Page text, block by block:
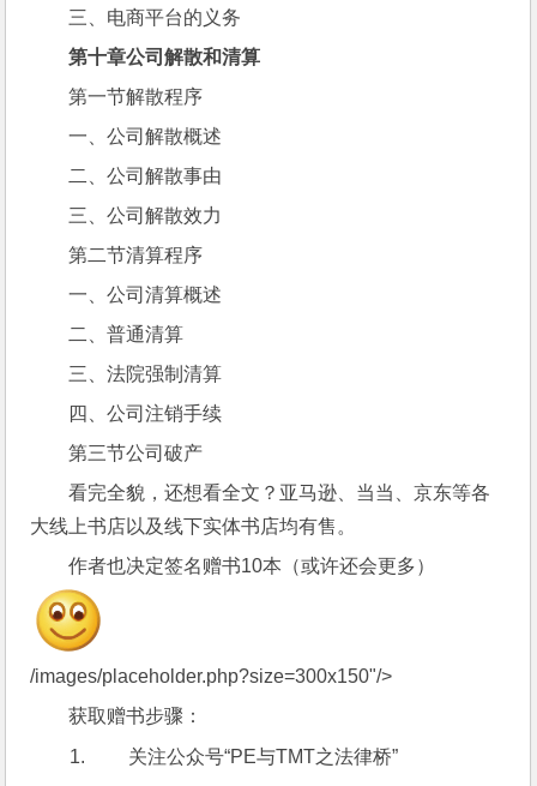
三、电商平台的义务
第十章公司解散和清算
第一节解散程序
一、公司解散概述
二、公司解散事由
三、公司解散效力
第二节清算程序
一、公司清算概述
二、普通清算
三、法院强制清算
四、公司注销手续
第三节公司破产
看完全貌，还想看全文？亚马逊、当当、京东等各
大线上书店以及线下实体书店均有售。
作者也决定签名赠书10本（或许还会更多）
/images/placeholder.php?size=300x150"/>
获取赠书步骤：
关注公众号“PE与TMT之法律桥”